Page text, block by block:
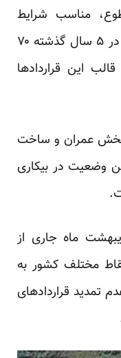
مناسب شرایط
اقتصادی کشور نیست به طوری که در ۵ سال گذشته ۷۰
این قرارداد‌ها
بخش عمران و ساخت
وضعیت در بیکاری
ماه جاری از
کارگر در نقاط مختلف کشور به
تمدید قراردادهای